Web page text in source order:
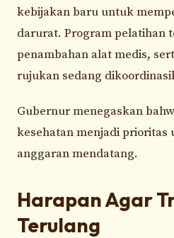
kebijakan baru untuk
darurat. Program pelatihan
penambahan alat medis,
rujukan sedang
Gubernur menegaskan
kesehatan menjadi prioritas
anggaran mendatang.
Harapan Agar
Terulang